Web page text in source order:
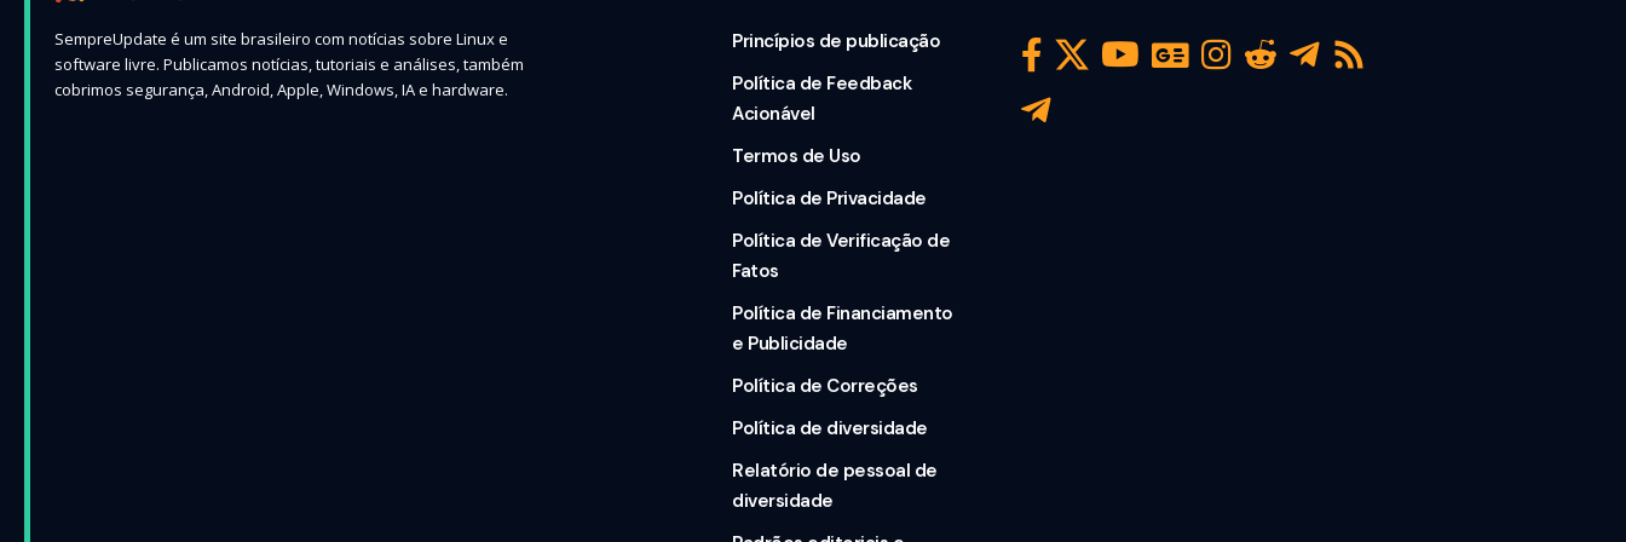
SempreUpdate é um site brasileiro com notícias sobre Linux e
software livre. Publicamos notícias, tutoriais e análises, também
cobrimos segurança, Android, Apple, Windows, IA e hardware.
Princípios de publicação
Política de Feedback
Acionável
Termos de Uso
Política de Privacidade
Política de Verificação de
Fatos
Política de Financiamento
e Publicidade
Política de Correções
Política de diversidade
Relatório de pessoal de
diversidade